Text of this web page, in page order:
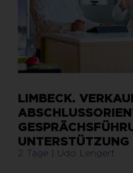
LIMBECK.
UNTERSTÜTZUNG
2 Tage | Udo Lengert